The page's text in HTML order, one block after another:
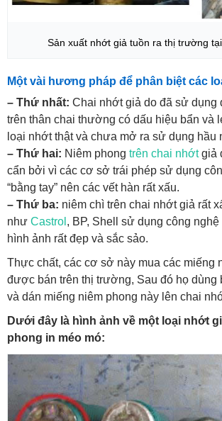
Sản xuất nhớt giả tuồn ra thị trường
Một vài hương pháp để phân biệt các
– Thứ nhất: Chai nhớt giả do đã sử dụng
trên thân chai thường có dấu hiệu bẩn và
loại nhớt thật và chưa mở ra sử dụng hầu
– Thứ hai: Niêm phong trên chai nhớtgiả
cẩn bởi vì các cơ sở trái phép sử dụng
“bằng tay” nên các vết hàn rất xấu.
– Thứ ba: niêm chì trên chai nhớt giả rất
như Castrol , BP, Shell sử dụng công
hình ảnh rất đẹp và sắc sảo.
Thực chất, các cơ sở này mua các miếng
được bán trên thị trường, Sau đó họ dùng
và dán miếng niêm phong này lên chai
Dưới đây là hình ảnh về một loại nhớt
phong in méo mó: